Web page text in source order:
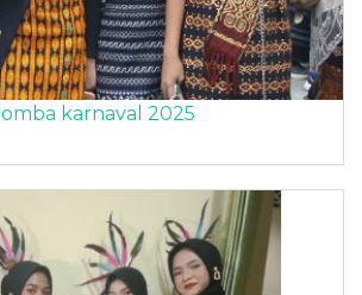
lomba karnaval 2025